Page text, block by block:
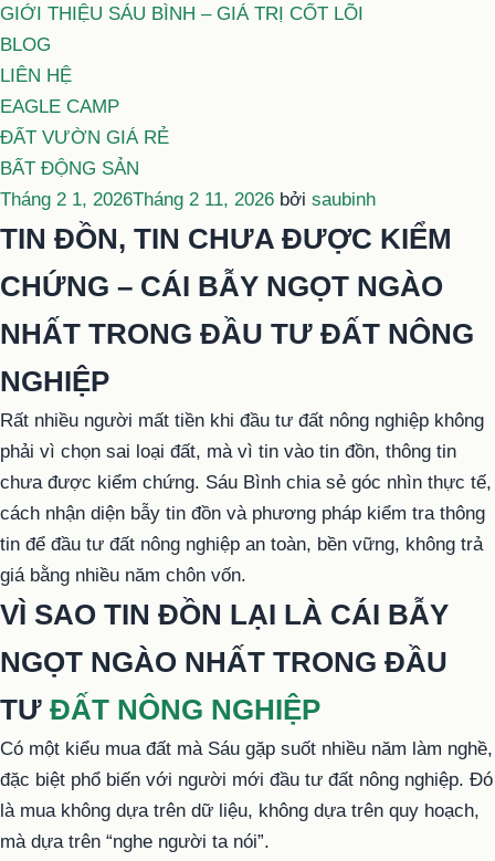
GIỚI THIỆU SÁU BÌNH – GIÁ TRỊ CỐT LÕI
BLOG
LIÊN HỆ
EAGLE CAMP
ĐẤT VƯỜN GIÁ RẺ
BẤT ĐỘNG SẢN
Đăng
trong
Tháng 2 1, 2026Tháng 2 11, 2026 bởi saubinh
TIN ĐỒN, TIN CHƯA ĐƯỢC KIỂM
CHỨNG – CÁI BẪY NGỌT NGÀO
NHẤT TRONG ĐẦU TƯ ĐẤT NÔNG
NGHIỆP
Rất nhiều người mất tiền khi đầu tư đất nông nghiệp không
phải vì chọn sai loại đất, mà vì tin vào tin đồn, thông tin
chưa được kiểm chứng. Sáu Bình chia sẻ góc nhìn thực tế,
cách nhận diện bẫy tin đồn và phương pháp kiểm tra thông
tin để đầu tư đất nông nghiệp an toàn, bền vững, không trả
giá bằng nhiều năm chôn vốn.
VÌ SAO TIN ĐỒN LẠI LÀ CÁI BẪY
NGỌT NGÀO NHẤT TRONG ĐẦU
TƯ ĐẤT NÔNG NGHIỆP
Có một kiểu mua đất mà Sáu gặp suốt nhiều năm làm nghề,
đặc biệt phổ biến với người mới đầu tư đất nông nghiệp. Đó
là mua không dựa trên dữ liệu, không dựa trên quy hoạch,
mà dựa trên “nghe người ta nói”.